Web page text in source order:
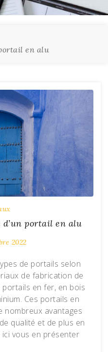
en alu
d’un portail en alu
2022
de portails selon
de fabrication de
portails en fer, en bois
Ces portails en
nombreux avantages
qualité et de plus en
vous en présenter